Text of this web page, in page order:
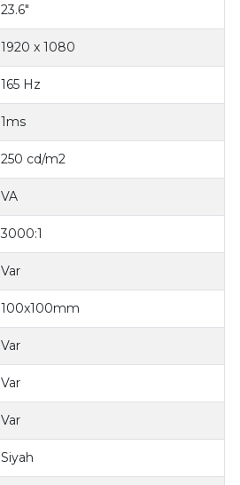
23.6"
1920 x 1080
165 Hz
1ms
250 cd/m2
VA
3000:1
Var
100x100mm
Var
Var
Var
Siyah